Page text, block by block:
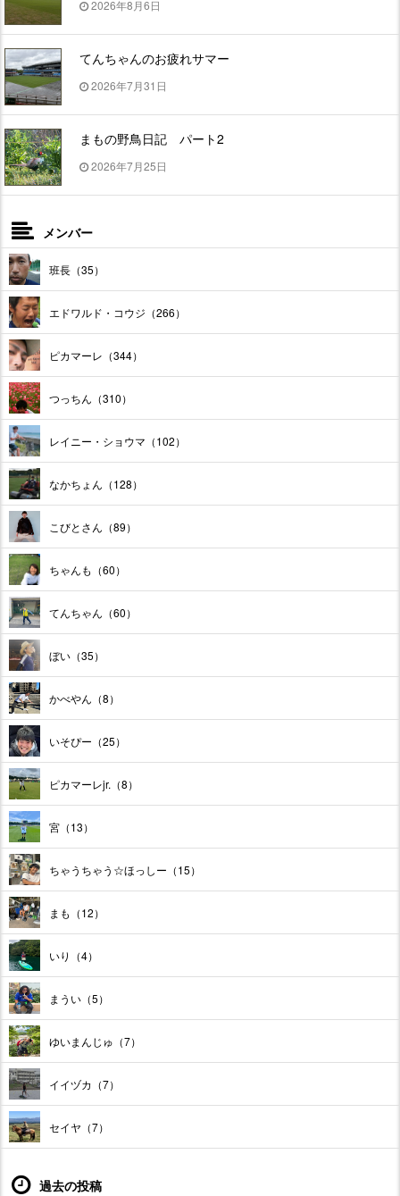
2026年8月6日
てんちゃんのお疲れサマー
2026年7月31日
まもの野鳥日記 パート2
2026年7月25日
メンバー
班長（35）
エドワルド・コウジ（266）
ピカマーレ（344）
つっちん（310）
レイニー・ショウマ（102）
なかちょん（128）
こびとさん（89）
ちゃんも（60）
てんちゃん（60）
ぼい（35）
かべやん（8）
いそぴー（25）
ピカマーレjr.（8）
宮（13）
ちゃうちゃう☆ほっしー（15）
まも（12）
いり（4）
まうい（5）
ゆいまんじゅ（7）
イイヅカ（7）
セイヤ（7）
過去の投稿